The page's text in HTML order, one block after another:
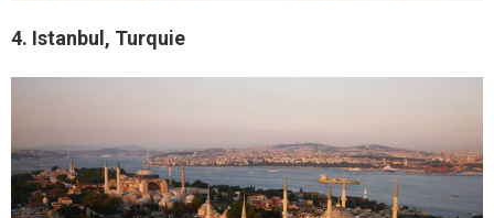
4. Istanbul, Turquie